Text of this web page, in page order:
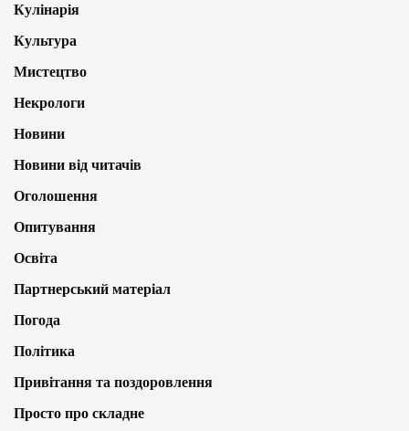
Кулінарія
Культура
Мистецтво
Некрологи
Новини
Новини від читачів
Оголошення
Опитування
Освіта
Партнерський матеріал
Погода
Політика
Привітання та поздоровлення
Просто про складне